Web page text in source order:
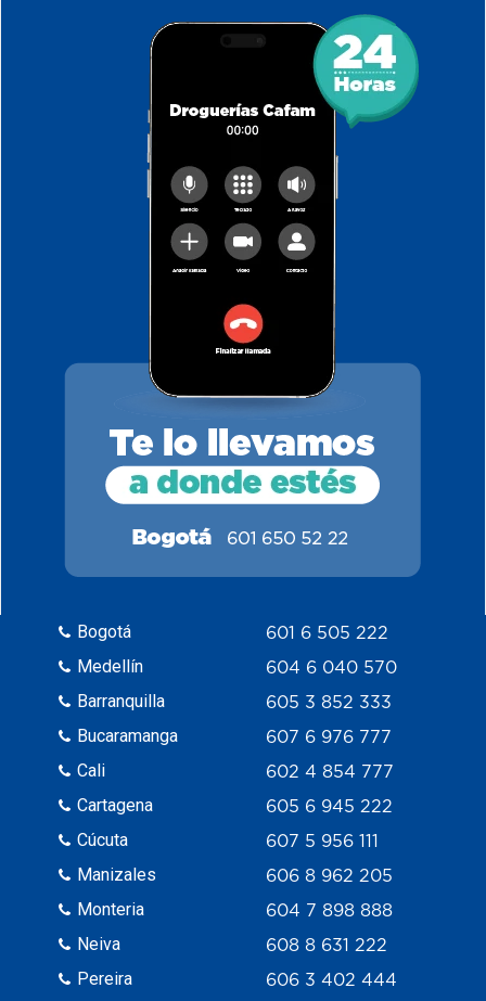
Bogotá
Medellín
Barranquilla
Bucaramanga
Cali
Cartagena
Cúcuta
Manizales
Monteria
Neiva
Pereira
601 6 505 222
604 6 040 570
605 3 852 333
607 6 976 777
602 4 854 777
605 6 945 222
607 5 956 111
606 8 962 205
604 7 898 888
608 8 631 222
606 3 402 444